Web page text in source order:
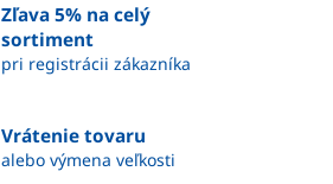
Zľava 5% na celý
sortiment
pri registrácii zákazníka
Vrátenie tovaru
alebo výmena veľkosti